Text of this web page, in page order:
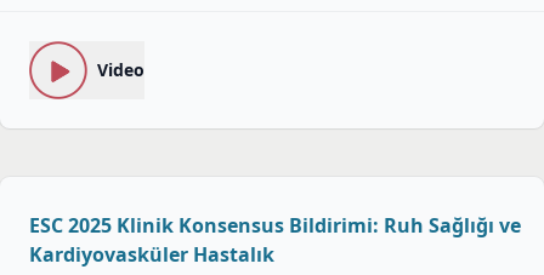
Video
ESC 2025 Klinik Konsensus Bildirimi: Ruh Sağlığı ve
Kardiyovasküler Hastalık